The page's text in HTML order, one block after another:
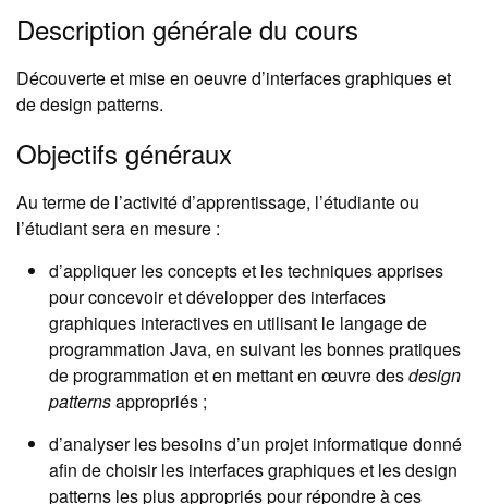
Description générale du cours
Découverte et mise en oeuvre d’interfaces graphiques et
de design patterns.
Objectifs généraux
Au terme de l’activité d’apprentissage, l’étudiante ou
l’étudiant sera en mesure :
d’appliquer les concepts et les techniques apprises
pour concevoir et développer des interfaces
graphiques interactives en utilisant le langage de
programmation Java, en suivant les bonnes pratiques
de programmation et en mettant en œuvre desdesign
patternsappropriés ;
d’analyser les besoins d’un projet informatique donné
afin de choisir les interfaces graphiques et les design
patterns les plus appropriés pour répondre à ces